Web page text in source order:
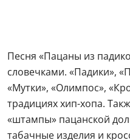
Песня «Пацаны из
словечками. «Падики»,
«Мутки», «Олимпос»,
традициях хип-хопа.
«штампы» пацанской
табачные изделия и